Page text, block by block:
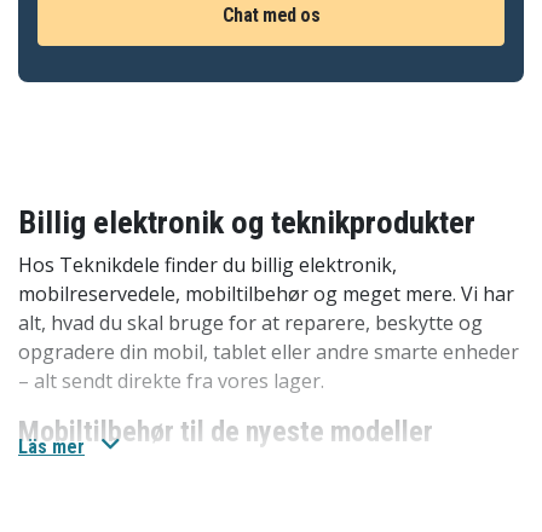
Chat med os
Billig elektronik og teknikprodukter
Hos Teknikdele finder du billig elektronik,
mobilreservedele, mobiltilbehør og meget mere. Vi har
alt, hvad du skal bruge for at reparere, beskytte og
opgradere din mobil, tablet eller andre smarte enheder
– alt sendt direkte fra vores lager.
Mobiltilbehør til de nyeste modeller
Läs mer